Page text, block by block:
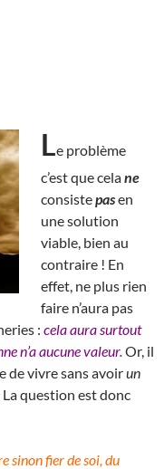
Le problème
c’est que celane
consistepasen
une solution
viable, bien au
contraire ! En
effet, ne plus rien
faire n’aura pas
: cela aura surtout
n’a aucune valeur. Or, il
de vivre sans avoirun
La question est donc
sinon fier de soi, du